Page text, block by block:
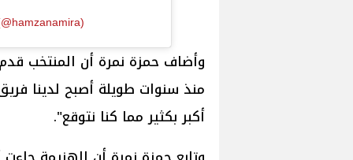
وأضاف حمزة نمرة أن المنتخب
منذ سنوات طويلة أصبح لدينا
أكبر بكثير مما كنا نتوقع".